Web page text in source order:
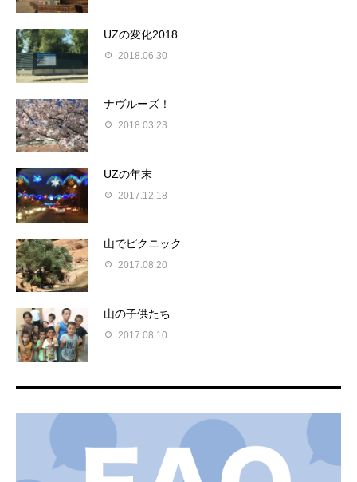
UZの変化2018
2018.06.30
ナヴルーズ！
2018.03.23
UZの年末
2017.12.18
山でピクニック
2017.08.20
山の子供たち
2017.08.10